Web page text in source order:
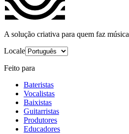
A solução criativa para quem faz música
Locale
Feito para
Bateristas
Vocalistas
Baixistas
Guitarristas
Produtores
Educadores